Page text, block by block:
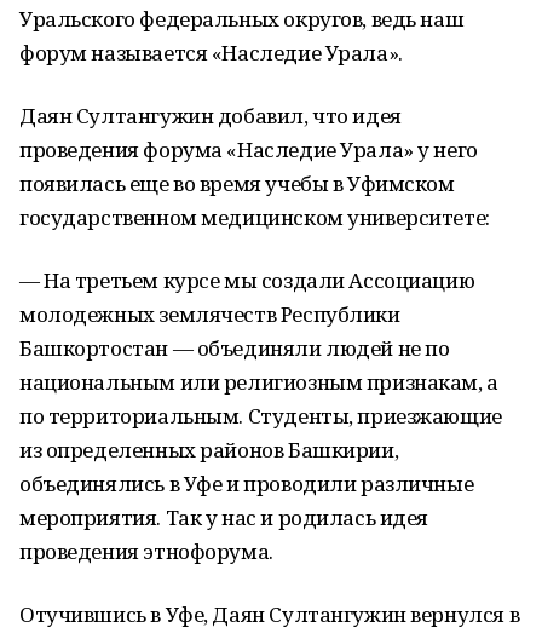
Уральского федеральных округов, ведь наш
форум называется «Наследие Урала».
Даян Султангужин добавил, что идея
проведения форума «Наследие Урала» у него
появилась еще во время учебы в Уфимском
государственном медицинском университете:
— На третьем курсе мы создали Ассоциацию
молодежных землячеств Республики
Башкортостан — объединяли людей не по
национальным или религиозным признакам, а
по территориальным. Студенты, приезжающие
из определенных районов Башкирии,
объединялись в Уфе и проводили различные
мероприятия. Так у нас и родилась идея
проведения этнофорума.
Отучившись в Уфе, Даян Султангужин вернулся в